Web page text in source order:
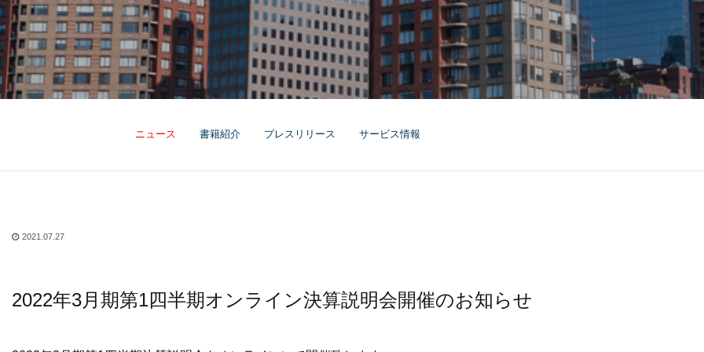
ニュース 書籍紹介 プレスリリース サービス情報
2021.07.27
2022年3月期第1四半期オンライン決算説明会開催のお知らせ